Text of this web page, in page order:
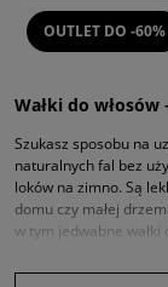
OUTLET DO -60%
Wałki do
Szukasz sposobu na
naturalnych fal bez
loków na zimno. Są
domu czy małej
w tym jedwabne
jedwab wykazuje